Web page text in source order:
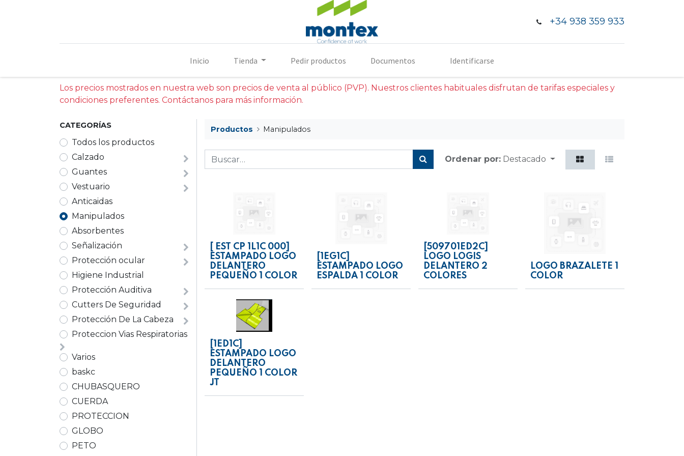
+34 938 359 933
Inicio Tienda Pedir productos Documentos Identificarse
Los precios mostrados en nuestra web son precios de venta al público (PVP). Nuestros clientes habituales disfrutan de tarifas especiales y
condiciones preferentes. Contáctanos para más información.
CATEGORÍAS
Todos los productos
Calzado
Guantes
Vestuario
Anticaidas
Manipulados
Absorbentes
Señalización
Protección ocular
Higiene Industrial
Protección Auditiva
Cutters De Seguridad
Protección De La Cabeza
Proteccion Vias Respiratorias
Varios
baskc
CHUBASQUERO
CUERDA
PROTECCION
GLOBO
PETO
Productos Manipulados
Ordenar por: Destacado
[ EST CP 1L1C 000]
ESTAMPADO LOGO
DELANTERO
PEQUEÑO 1 COLOR
[1EG1C]
ESTAMPADO LOGO
ESPALDA 1 COLOR
[509701ED2C]
LOGO LOGIS
DELANTERO 2
COLORES
LOGO BRAZALETE 1
COLOR
[1ED1C]
ESTAMPADO LOGO
DELANTERO
PEQUEÑO 1 COLOR
JT